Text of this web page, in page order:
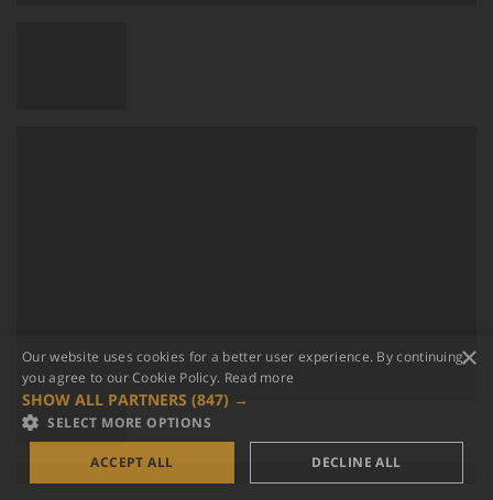
×
Our website uses cookies for a better user experience. By continuing,
you agree to our Cookie Policy. Read more
SHOW ALL PARTNERS (847) →
SELECT MORE OPTIONS
ACCEPT ALL DECLINE ALL